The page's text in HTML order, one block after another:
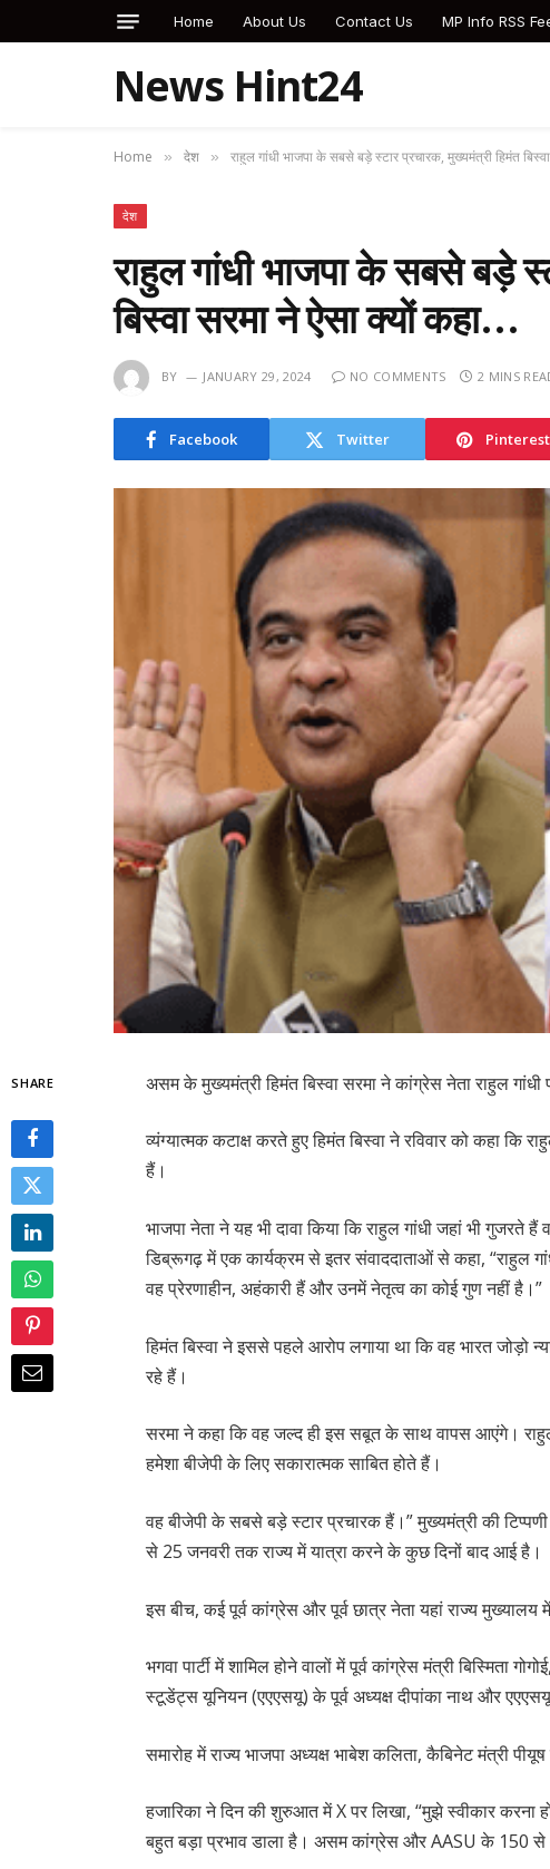
Home About Us Contact Us MP Info RSS
News Hint24
Home » देश » राहुल गांधी भाजपा के सबसे बड़े स्टार प्रचारक, मुख्यमंत्री हिमंत
देश
राहुल गांधी भाजपा के सबसे बड़े
बिस्वा सरमा ने ऐसा क्यों कहा…
BY JANUARY 29, 2024 NO COMMENTS 2 MINS
Facebook Twitter Pinterest
SHARE असम के मुख्यमंत्री हिमंत बिस्वा सरमा ने कांग्रेस नेता राहुल गांधी
व्यंग्यात्मक कटाक्ष करते हुए हिमंत बिस्वा ने रविवार को कहा कि
हैं।
भाजपा नेता ने यह भी दावा किया कि राहुल गांधी जहां भी गुजरते
डिब्रूगढ़ में एक कार्यक्रम से इतर संवाददाताओं से कहा, “राहुल
वह प्रेरणाहीन, अहंकारी हैं और उनमें नेतृत्व का कोई गुण नहीं है।”
हिमंत बिस्वा ने इससे पहले आरोप लगाया था कि वह भारत जोड़ो
रहे हैं।
सरमा ने कहा कि वह जल्द ही इस सबूत के साथ वापस आएंगे।
हमेशा बीजेपी के लिए सकारात्मक साबित होते हैं।
वह बीजेपी के सबसे बड़े स्टार प्रचारक हैं।” मुख्यमंत्री की
से 25 जनवरी तक राज्य में यात्रा करने के कुछ दिनों बाद आई है।
इस बीच, कई पूर्व कांग्रेस और पूर्व छात्र नेता यहां राज्य मुख्यालय
भगवा पार्टी में शामिल होने वालों में पूर्व कांग्रेस मंत्री बिस्मिता
स्टूडेंट्स यूनियन (एएएसयू) के पूर्व अध्यक्ष दीपांका नाथ और
समारोह में राज्य भाजपा अध्यक्ष भाबेश कलिता, कैबिनेट मंत्री
हजारिका ने दिन की शुरुआत में X पर लिखा, “मुझे स्वीकार करना
बहुत बड़ा प्रभाव डाला है। असम कांग्रेस और AASU के 150 से